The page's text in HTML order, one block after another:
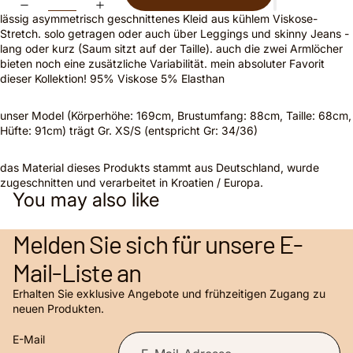
lässig asymmetrisch geschnittenes Kleid aus kühlem Viskose-
Stretch. solo getragen oder auch über Leggings und skinny Jeans -
lang oder kurz (Saum sitzt auf der Taille). auch die zwei Armlöcher
bieten noch eine zusätzliche Variabilität. mein absoluter Favorit
dieser Kollektion! 95% Viskose 5% Elasthan
unser Model (Körperhöhe: 169cm, Brustumfang: 88cm, Taille: 68cm,
Hüfte: 91cm) trägt Gr. XS/S (entspricht Gr: 34/36)
das Material dieses Produkts stammt aus Deutschland, wurde
zugeschnitten und verarbeitet in Kroatien / Europa.
You may also like
Melden Sie sich für unsere E-
Mail-Liste an
Erhalten Sie exklusive Angebote und frühzeitigen Zugang zu
neuen Produkten.
E-Mail
Datenschutzerklärung
AGB
Widerrufsrecht